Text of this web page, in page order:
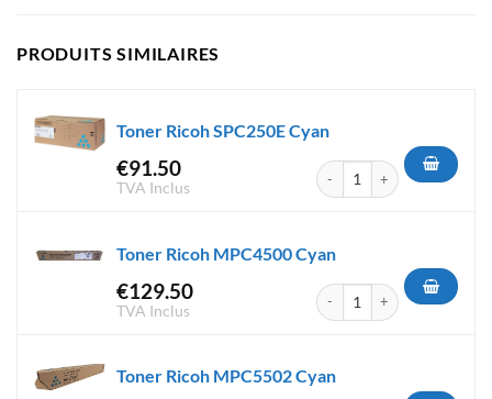
PRODUITS SIMILAIRES
Toner Ricoh SPC250E Cyan
€91.50
TVA Inclus
quantité de Toner Ricoh
Toner Ricoh MPC4500 Cyan
€129.50
TVA Inclus
quantité de Toner Ricoh
Toner Ricoh MPC5502 Cyan